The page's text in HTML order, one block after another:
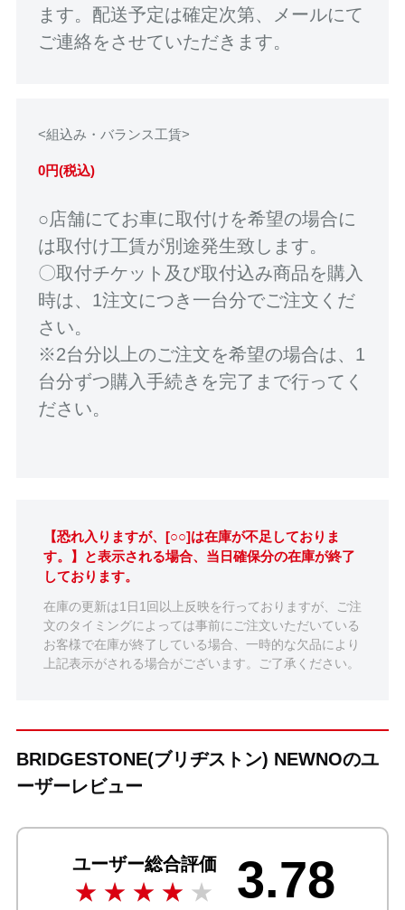
ます。配送予定は確定次第、メールにて
ご連絡をさせていただきます。
<組込み・バランス工賃>
0円(税込)
○店舗にてお車に取付けを希望の場合に
は取付け工賃が別途発生致します。
〇取付チケット及び取付込み商品を購入
時は、1注文につき一台分でご注文くだ
さい。
※2台分以上のご注文を希望の場合は、1
台分ずつ購入手続きを完了まで行ってく
ださい。
【恐れ入りますが、[○○]は在庫が不足しておりま
す。】と表示される場合、当日確保分の在庫が終了
しております。
在庫の更新は1日1回以上反映を行っておりますが、ご注
文のタイミングによっては事前にご注文いただいている
お客様で在庫が終了している場合、一時的な欠品により
上記表示がされる場合がございます。ご了承ください。
BRIDGESTONE(ブリヂストン) NEWNOのユ
ーザーレビュー
ユーザー総合評価 3.78